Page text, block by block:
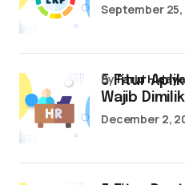
September
5 Fitur
Wajib
byFarid
December 2,